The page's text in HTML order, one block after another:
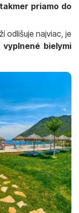
priamo do
odlišuje najviac, je
vyplnené bielymi